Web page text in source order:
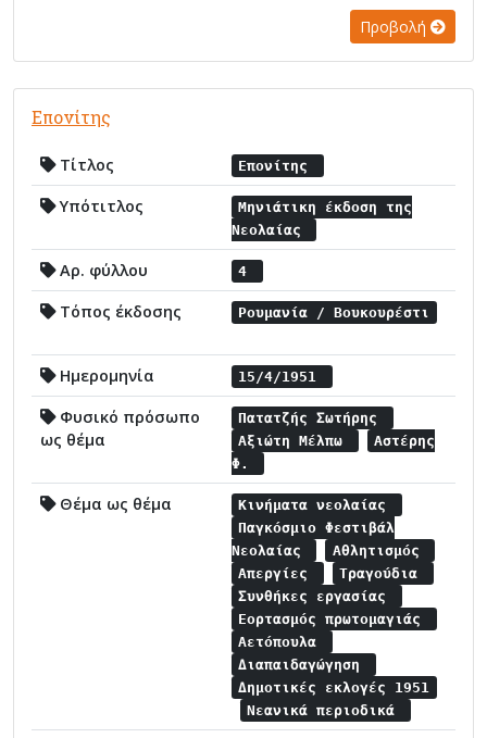
Προβολή
Επονίτης
Τίτλος Επονίτης
Υπότιτλος
Μηνιάτικη έκδοση της
Νεολαίας
Αρ. φύλλου 4
Τόπος έκδοσης Ρουμανία / Βουκουρέστι
Ημερομηνία 15/4/1951
Φυσικό πρόσωπο
ως θέμα
Πατατζής Σωτήρης
Αξιώτη Μέλπω
Αστέρης
Φ.
Θέμα ως θέμα
Κινήματα νεολαίας
Παγκόσμιο Φεστιβάλ
Νεολαίας
Αθλητισμός
Απεργίες
Τραγούδια
Συνθήκες εργασίας
Εορτασμός πρωτομαγιάς
Αετόπουλα
Διαπαιδαγώγηση
Δημοτικές εκλογές 1951
Νεανικά περιοδικά